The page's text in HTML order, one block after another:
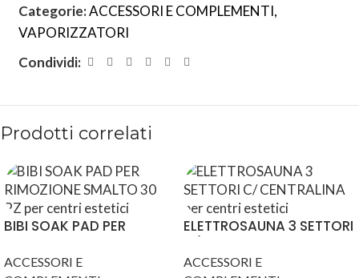
Categorie:ACCESSORI E COMPLEMENTI,
VAPORIZZATORI
Condividi:
Prodotti correlati
BIBI SOAK PAD PER
ACCESSORI E
ELETTROSAUNA 3 SETTORI
ACCESSORI E